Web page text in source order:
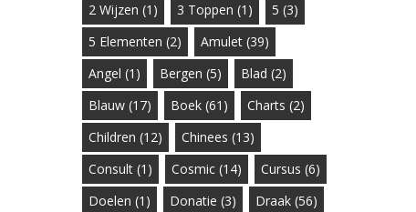
2 Wijzen (1) 3 Toppen (1) 5 (3)
5 Elementen (2) Amulet (39)
Angel (1) Bergen (5) Blad (2)
Blauw (17) Boek (61) Charts (2)
Children (12) Chinees (13)
Consult (1) Cosmic (14) Cursus (6)
Doelen (1) Donatie (3) Draak (56)